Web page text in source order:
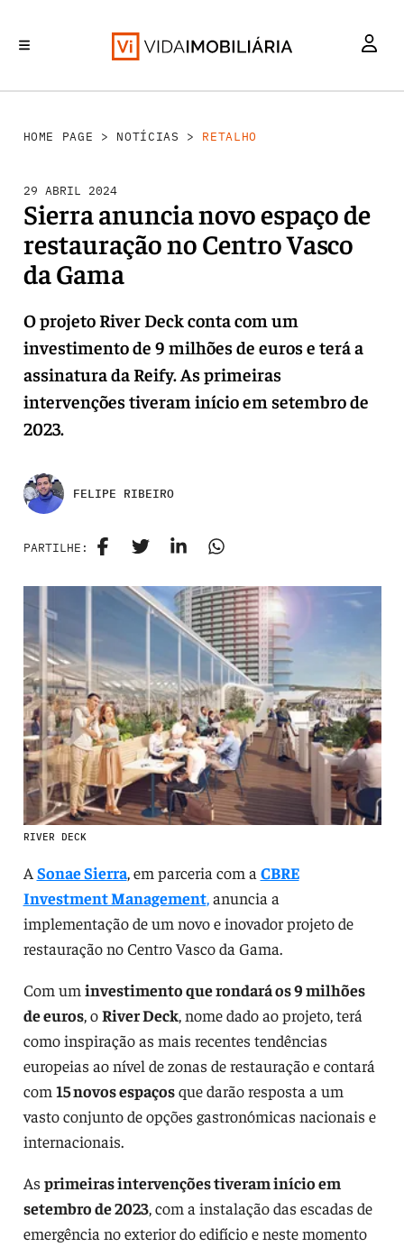
HOME PAGE > NOTÍCIAS > RETALHO
29 ABRIL 2024
Sierra anuncia novo espaço de
restauração no Centro Vasco
da Gama
O projeto River Deck conta com um
investimento de 9 milhões de euros e terá a
assinatura da Reify. As primeiras
intervenções tiveram início em setembro de
2023.
FELIPE RIBEIRO
PARTILHE:
RIVER DECK
A Sonae Sierra, em parceria com a CBRE
Investment Management,anuncia a
implementação de um novo e inovador projeto de
restauração no Centro Vasco da Gama.
Com um investimento que rondará os 9 milhões
de euros, oRiver Deck, nome dado ao projeto, terá
como inspiração as mais recentes tendências
europeias ao nível de zonas de restauração e contará
com 15 novos espaçosque darão resposta a um
vasto conjunto de opções gastronómicas nacionais e
internacionais.
As primeiras intervenções tiveram início em
setembro de 2023, com a instalação das escadas de
emergência no exterior do edifício e neste momento